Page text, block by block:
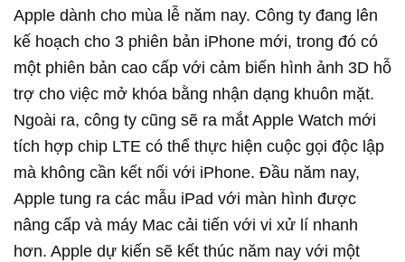
Apple dành cho mùa lễ năm nay. Công ty đang lên
kế hoạch cho 3 phiên bản iPhone mới, trong đó có
một phiên bản cao cấp với cảm biến hình ảnh 3D hỗ
trợ cho việc mở khóa bằng nhận dạng khuôn mặt.
Ngoài ra, công ty cũng sẽ ra mắt Apple Watch mới
tích hợp chip LTE có thể thực hiện cuộc gọi độc lập
mà không cần kết nối với iPhone. Đầu năm nay,
Apple tung ra các mẫu iPad với màn hình được
nâng cấp và máy Mac cải tiến với vi xử lí nhanh
hơn. Apple dự kiến sẽ kết thúc năm nay với một